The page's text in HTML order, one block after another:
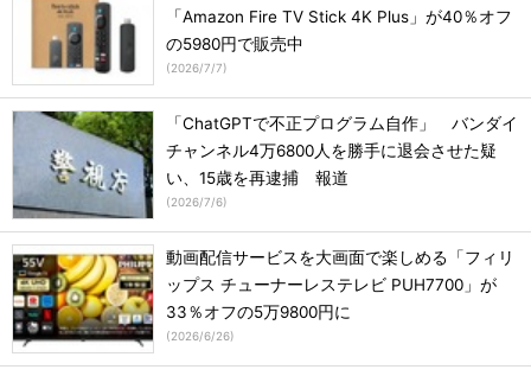
「Amazon Fire TV Stick 4K Plus」が40％オフ
の5980円で販売中
(2026/7/7)
「ChatGPTで不正プログラム自作」 バンダイ
チャンネル4万6800人を勝手に退会させた疑
い、15歳を再逮捕 報道
(2026/7/6)
動画配信サービスを大画面で楽しめる「フィリ
ップス チューナーレステレビ PUH7700」が
33％オフの5万9800円に
(2026/6/26)